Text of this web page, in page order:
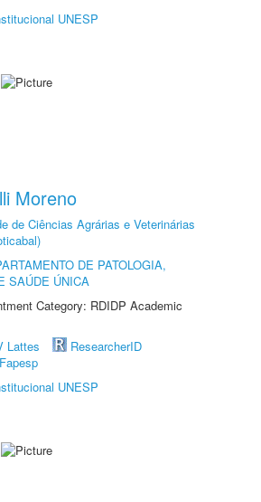
UNESP
Moreno
de Ciências Agrárias e Veterinárias
DE PATOLOGIA,
SAÚDE ÚNICA
Category: RDIDP Academic
Lattes
ResearcherID
Fapesp
UNESP